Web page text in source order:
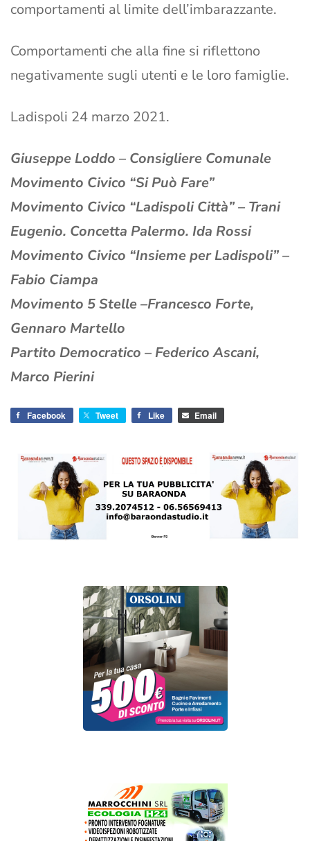
comportamenti al limite dell’imbarazzante.
Comportamenti che alla fine si riflettono
negativamente sugli utenti e le loro famiglie.
Ladispoli 24 marzo 2021.
Giuseppe Loddo – Consigliere Comunale
Movimento Civico “Si Può Fare”
Movimento Civico “Ladispoli Città” – Trani
Eugenio. Concetta Palermo. Ida Rossi
Movimento Civico “Insieme per Ladispoli” –
Fabio Ciampa
Movimento 5 Stelle –Francesco Forte,
Gennaro Martello
Partito Democratico – Federico Ascani,
Marco Pierini
Facebook Tweet Like Email